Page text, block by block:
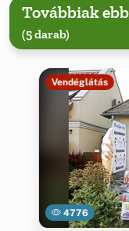
Továbbiak
(5 darab)
4776
Vendéglátás